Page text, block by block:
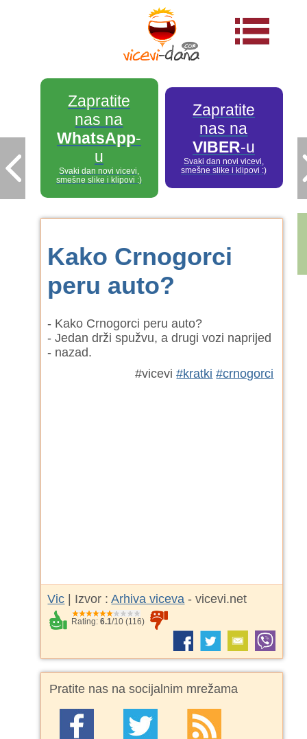
Zapratite
nas na
WhatsApp-
u
Svaki dan novi vicevi,
smešne slike i klipovi :)
Zapratite
nas na
VIBER-u
Svaki dan novi vicevi,
smešne slike i klipovi :)
Kako Crnogorci
peru auto?
- Kako Crnogorci peru auto?
- Jedan drži spužvu, a drugi vozi naprijed
- nazad.
#vicevi#kratki #crnogorci
Vic | Izvor :Arhiva viceva - vicevi.net
Rating:6.1/10 (116)
Pratite nas na socijalnim mrežama